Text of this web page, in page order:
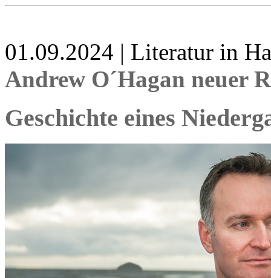
01.09.2024 | Literatur in
Andrew O´Hagan neuer
Geschichte eines